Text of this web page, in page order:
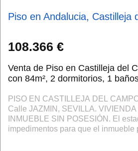
Piso en Andalucia, Castilleja
108.366 €
Venta de Piso en Castilleja del
con 84m², 2 dormitorios, 1
PISO EN CASTILLEJA DEL
Calle JAZMIN, SEVILLA.
INMUEBLE SIN POSESIÓN. El
impedimentos para que el inmueble